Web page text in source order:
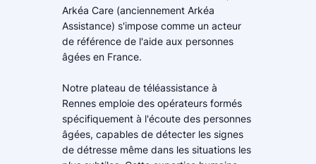
Arkéa Care (anciennement Arkéa
Assistance) s'impose comme un acteur
de référence de l'aide aux personnes
âgées en France.
Notre plateau de téléassistance à
Rennes emploie des opérateurs formés
spécifiquement à l'écoute des personnes
âgées, capables de détecter les signes
de détresse même dans les situations les